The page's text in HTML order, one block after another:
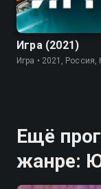
7.8
Игра (2021)
Игра • 2021, Россия,
Ещё
жанре: